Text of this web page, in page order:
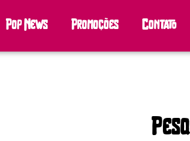
Pop News Promoções Contato